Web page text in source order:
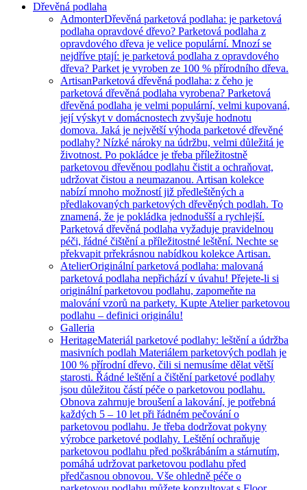
Dřevěná podlaha
AdmonterDřevěná parketová podlaha: je parketová
podlaha opravdové dřevo? Parketová podlaha z
opravdového dřeva je velice populární. Mnozí se
nejdříve ptají: je parketová podlaha z opravdového
dřeva? Parket je vyroben ze 100 % přírodního dřeva.
ArtisanParketová dřevěná podlaha: z čeho je
parketová dřevěná podlaha vyrobena? Parketová
dřevěná podlaha je velmi populární, velmi kupovaná,
její výskyt v domácnostech zvyšuje hodnotu
domova. Jaká je největší výhoda parketové dřevěné
podlahy? Nízké nároky na údržbu, velmi důležitá je
životnost. Po pokládce je třeba příležitostně
parketovou dřevěnou podlahu čistit a ochraňovat,
udržovat čistou a neumazanou. Artisan kolekce
nabízí mnoho možností již předleštěných a
předlakovaných parketových dřevěných podlah. To
znamená, že je pokládka jednodušší a rychlejší.
Parketová dřevěná podlaha vyžaduje pravidelnou
péči, řádné čištění a příležitostné leštění. Nechte se
překvapit prřekrásnou nabídkou kolekce Artisan.
AtelierOriginální parketová podlaha: malovaná
parketová podlaha nepřichází v úvahu! Přejete-li si
originální parketovou podlahu, zapomeňte na
malování vzorů na parkety. Kupte Atelier parketovou
podlahu – definici originálu!
Galleria
HeritageMateriál parketové podlahy: leštění a údržba
masivních podlah Materiálem parketových podlah je
100 % přírodní dřevo, čili si nemusíme dělat větší
starosti. Řádné leštění a čištění parketové podlahy
jsou důležitou částí péče o parketovou podlahu.
Obnova zahrnuje broušení a lakování, je potřebná
každých 5 – 10 let při řádném pečování o
parketovou podlahu. Je třeba dodržovat pokyny
výrobce parketové podlahy. Leštění ochraňuje
parketovou podlahu před poškrábáním a stárnutím,
pomáhá udržovat parketovou podlahu před
předčasnou obnovou. Vše ohledně péče o